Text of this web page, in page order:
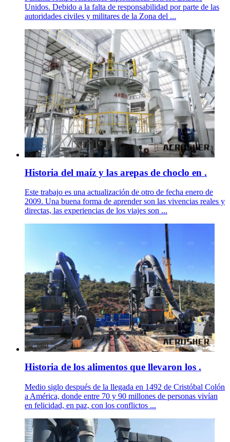
Unidos. Debido a la falta de responsabilidad por parte de las
autoridades civiles y militares de la Zona del ...
Historia del maíz y las arepas de choclo en .
Este trabajo es una actualización de otro de fecha enero de
2009. Una buena forma de aprender son las vivencias reales y
directas, las experiencias de los viajes son ...
Historia de los alimentos que llevaron los .
Medio siglo después de la llegada en 1492 de Cristóbal Colón
a América, donde entre 70 y 90 millones de personas vivían
en felicidad, en paz, con los conflictos ...